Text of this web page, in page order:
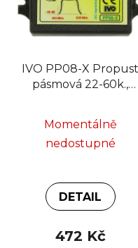
IVO PP08-X Propust
pásmová 22-60k.,
Momentálně
nedostupné
DETAIL
472 Kč